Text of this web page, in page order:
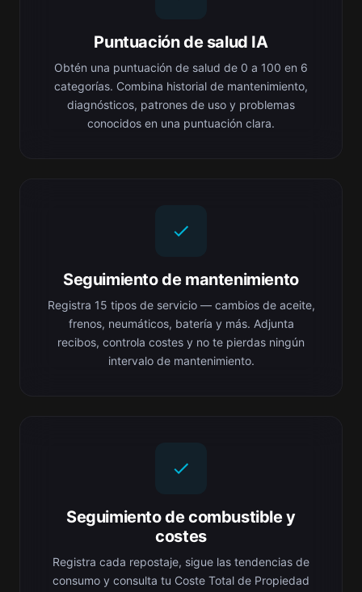
Puntuación de salud IA
Obtén una puntuación de salud de 0 a 100 en 6
categorías. Combina historial de mantenimiento,
diagnósticos, patrones de uso y problemas
conocidos en una puntuación clara.
Seguimiento de mantenimiento
Registra 15 tipos de servicio — cambios de aceite,
frenos, neumáticos, batería y más. Adjunta
recibos, controla costes y no te pierdas ningún
intervalo de mantenimiento.
Seguimiento de combustible y
costes
Registra cada repostaje, sigue las tendencias de
consumo y consulta tu Coste Total de Propiedad